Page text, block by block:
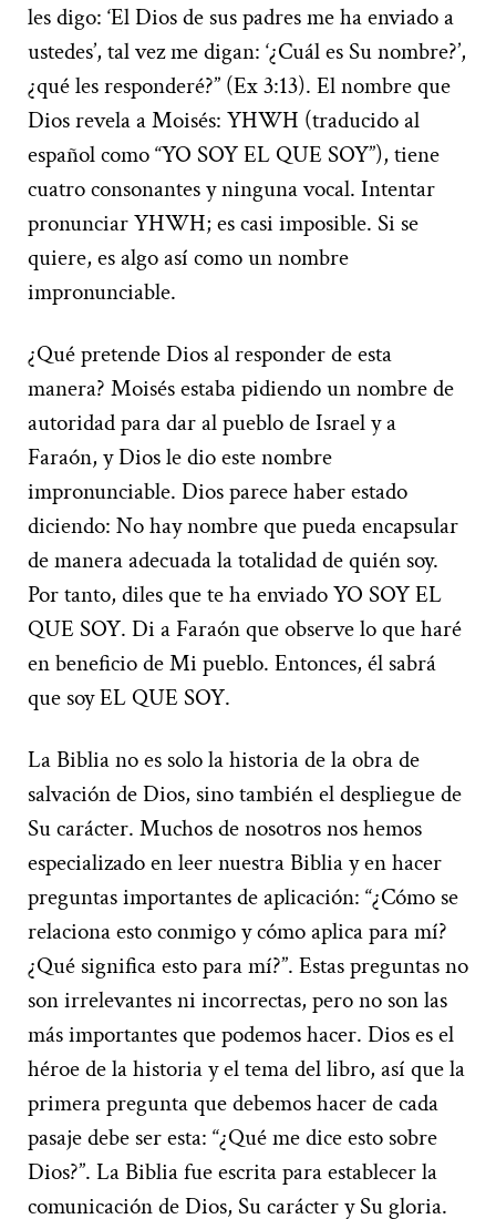
les digo: ‘El Dios de sus padres me ha enviado a
ustedes’, tal vez me digan: ‘¿Cuál es Su nombre?’,
¿qué les responderé?” (Ex 3:13). El nombre que
Dios revela a Moisés: YHWH (traducido al
español como “YO SOY EL QUE SOY”), tiene
cuatro consonantes y ninguna vocal. Intentar
pronunciar YHWH; es casi imposible. Si se
quiere, es algo así como un nombre
impronunciable.
¿Qué pretende Dios al responder de esta
manera? Moisés estaba pidiendo un nombre de
autoridad para dar al pueblo de Israel y a
Faraón, y Dios le dio este nombre
impronunciable. Dios parece haber estado
diciendo: No hay nombre que pueda encapsular
de manera adecuada la totalidad de quién soy.
Por tanto, diles que te ha enviado YO SOY EL
QUE SOY. Di a Faraón que observe lo que haré
en beneficio de Mi pueblo. Entonces, él sabrá
que soy EL QUE SOY.
La Biblia no es solo la historia de la obra de
salvación de Dios, sino también el despliegue de
Su carácter. Muchos de nosotros nos hemos
especializado en leer nuestra Biblia y en hacer
preguntas importantes de aplicación: “¿Cómo se
relaciona esto conmigo y cómo aplica para mí?
¿Qué significa esto para mí?”. Estas preguntas no
son irrelevantes ni incorrectas, pero no son las
más importantes que podemos hacer. Dios es el
héroe de la historia y el tema del libro, así que la
primera pregunta que debemos hacer de cada
pasaje debe ser esta: “¿Qué me dice esto sobre
Dios?”. La Biblia fue escrita para establecer la
comunicación de Dios, Su carácter y Su gloria.